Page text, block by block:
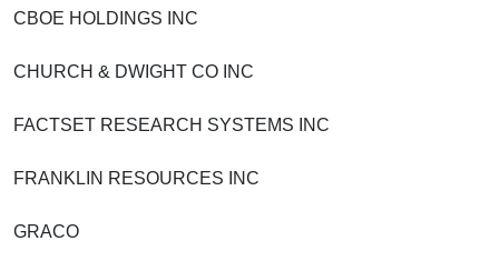
CBOE HOLDINGS INC
CHURCH & DWIGHT CO INC
FACTSET RESEARCH SYSTEMS INC
FRANKLIN RESOURCES INC
GRACO